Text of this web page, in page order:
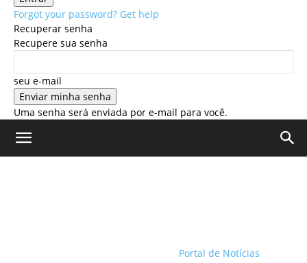
Forgot your password? Get help
Recuperar senha
Recupere sua senha
seu e-mail
Uma senha será enviada por e-mail para você.
Portal de Notícias